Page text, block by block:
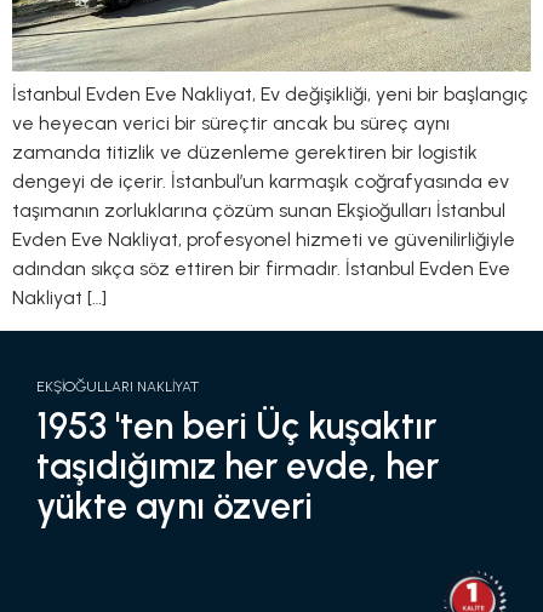
İstanbul Evden Eve Nakliyat, Ev değişikliği, yeni bir başlangıç
​​ve heyecan verici bir süreçtir ancak bu süreç aynı
zamanda titizlik ve düzenleme gerektiren bir logistik
dengeyi de içerir. İstanbul’un karmaşık coğrafyasında ev
taşımanın zorluklarına çözüm sunan Ekşioğulları İstanbul
Evden Eve Nakliyat, profesyonel hizmeti ve güvenilirliğiyle
adından sıkça söz ettiren bir firmadır. İstanbul Evden Eve
Nakliyat […]
EKŞİOĞULLARI NAKLİYAT
1953 'ten beri Üç kuşaktır
taşıdığımız her evde, her
yükte aynı özveri